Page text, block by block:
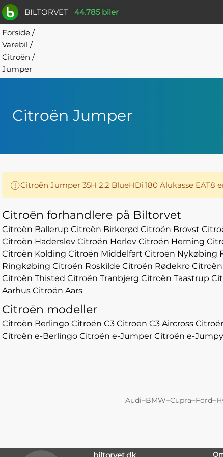
BILTORVET 44.785 biler
Forside /
Varebil /
Citroën /
Jumper
Citroën Jumper
Citroën Jumper 35H 2,2 BlueHDi 180 Alukasse
Citroën forhandlere på Biltorvet
Citroën Ballerup Citroën Birkerød Citroën Brovst
Citroën Haderslev Citroën Herlev Citroën Herning
Citroën Kolding Citroën Middelfart Citroën Nykøbing
Ringkøbing Citroën Roskilde Citroën Rødekro
Citroën Thisted Citroën Tranbjerg Citroën Taastrup
Aarhus Citroën Aars
Citroën modeller
Citroën Berlingo Citroën C3 Citroën C3 Aircross
Citroën e-Berlingo Citroën e-Jumper Citroën e-Jumpy
Audi–BMW–Cupra–Ford–